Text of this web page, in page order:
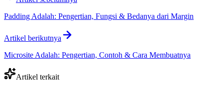
Padding Adalah: Pengertian, Fungsi & Bedanya dari Margin
Artikel berikutnya
Microsite Adalah: Pengertian, Contoh & Cara Membuatnya
Artikel terkait